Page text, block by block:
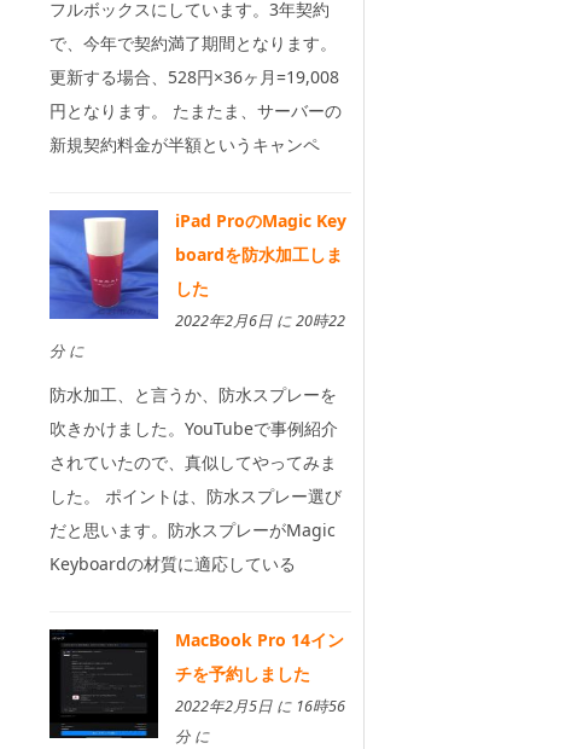
フルボックスにしています。3年契約
で、今年で契約満了期間となります。
更新する場合、528円×36ヶ月=19,008
円となります。 たまたま、サーバーの
新規契約料金が半額というキャンペ
iPad ProのMagic Key
boardを防水加工しま
した
2022年2月6日 に 20時22
分 に
防水加工、と言うか、防水スプレーを
吹きかけました。YouTubeで事例紹介
されていたので、真似してやってみま
した。 ポイントは、防水スプレー選び
だと思います。防水スプレーがMagic
Keyboardの材質に適応している
MacBook Pro 14イン
チを予約しました
2022年2月5日 に 16時56
分 に